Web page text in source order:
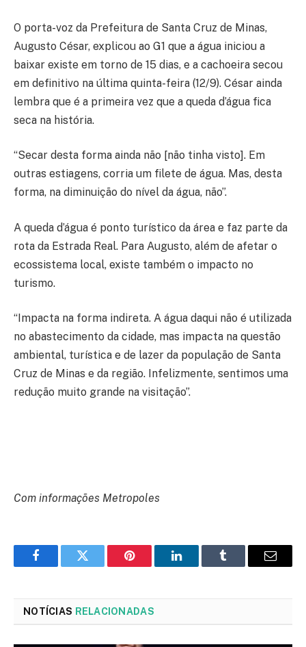
O porta-voz da Prefeitura de Santa Cruz de Minas,
Augusto César, explicou ao G1 que a água iniciou a
baixar existe em torno de 15 dias, e a cachoeira secou
em definitivo na última quinta-feira (12/9). César ainda
lembra que é a primeira vez que a queda d’água fica
seca na história.
“Secar desta forma ainda não [não tinha visto]. Em
outras estiagens, corria um filete de água. Mas, desta
forma, na diminuição do nível da água, não”.
A queda d’água é ponto turístico da área e faz parte da
rota da Estrada Real. Para Augusto, além de afetar o
ecossistema local, existe também o impacto no
turismo.
“Impacta na forma indireta. A água daqui não é utilizada
no abastecimento da cidade, mas impacta na questão
ambiental, turística e de lazer da população de Santa
Cruz de Minas e da região. Infelizmente, sentimos uma
redução muito grande na visitação”.
Com informações Metropoles
FacebookTwitter Pinterest LinkedInTumblr Email
NOTÍCIAS RELACIONADAS